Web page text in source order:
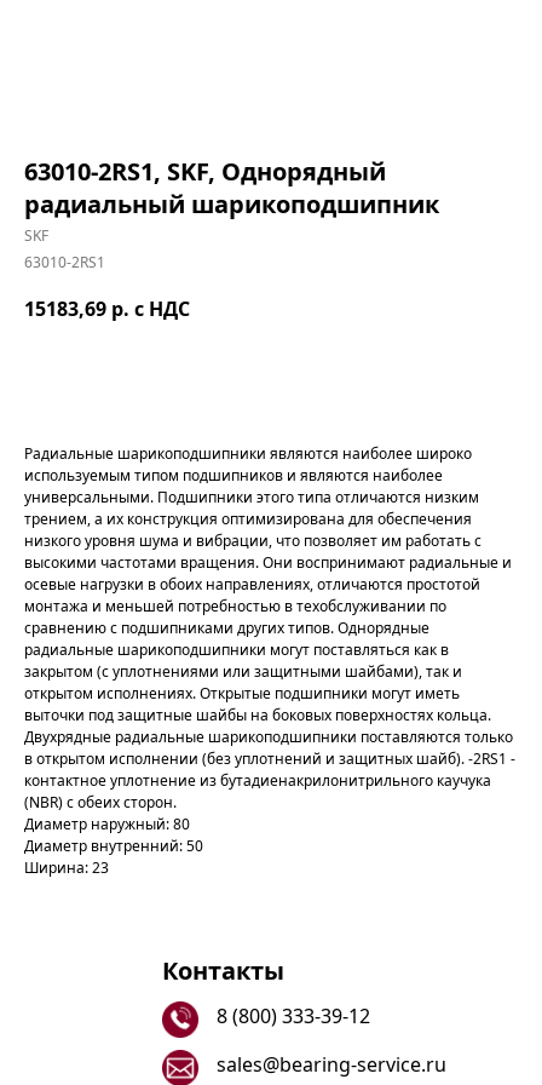
63010-2RS1, SKF, Однорядный
радиальный шарикоподшипник
SKF
63010-2RS1
15183,69 р. с НДС
Радиальные шарикоподшипники являются наиболее широко
используемым типом подшипников и являются наиболее
универсальными. Подшипники этого типа отличаются низким
трением, а их конструкция оптимизирована для обеспечения
низкого уровня шума и вибрации, что позволяет им работать с
высокими частотами вращения. Они воспринимают радиальные и
осевые нагрузки в обоих направлениях, отличаются простотой
монтажа и меньшей потребностью в техобслуживании по
сравнению с подшипниками других типов. Однорядные
радиальные шарикоподшипники могут поставляться как в
закрытом (с уплотнениями или защитными шайбами), так и
открытом исполнениях. Открытые подшипники могут иметь
выточки под защитные шайбы на боковых поверхностях кольца.
Двухрядные радиальные шарикоподшипники поставляются только
в открытом исполнении (без уплотнений и защитных шайб). -2RS1 -
контактное уплотнение из бутадиенакрилонитрильного каучука
(NBR) с обеих сторон.
Диаметр наружный: 80
Диаметр внутренний: 50
Ширина: 23
Контакты
8 (800) 333-39-12
sales@bearing-service.ru